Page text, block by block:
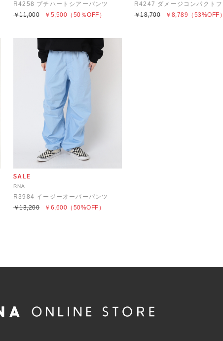
R4258 プチハートシアーパンツ
￥5,500
￥11,000 （50％OFF）
￥8,789
￥18,700 （53%OFF）
RNA
R3984 イージーオーバーパンツ
￥6,600
￥13,200 （50%OFF）